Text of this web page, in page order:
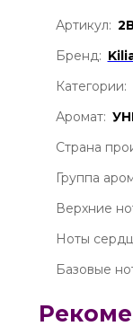
Артикул:
Бренд:
Категории:
Аромат:
Страна
Группа
Верхние
Ноты
Базовые